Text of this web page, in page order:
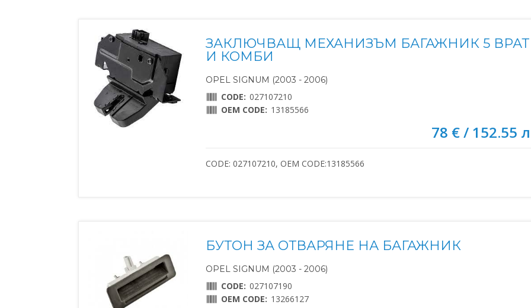
ЗАКЛЮЧВАЩ МЕХАНИЗЪМ БАГАЖНИК 5
И КОМБИ
OPEL SIGNUM (2003 - 2006)
CODE: 027107210
OEM CODE: 13185566
78 € / 152.55
CODE: 027107210, OEM CODE:13185566
БУТОН ЗА ОТВАРЯНЕ НА БАГАЖНИК
OPEL SIGNUM (2003 - 2006)
CODE: 027107190
OEM CODE: 13266127